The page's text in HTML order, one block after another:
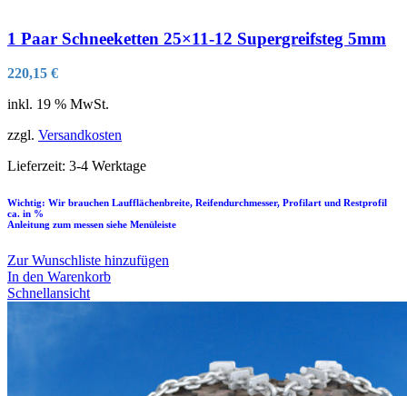
1 Paar Schneeketten 25×11-12 Supergreifsteg 5mm
220,15 €
inkl. 19 % MwSt.
zzgl. Versandkosten
Lieferzeit: 3-4 Werktage
Wichtig: Wir brauchen Laufflächenbreite, Reifendurchmesser, Profilart und Restprofil
ca. in %
Anleitung zum messen siehe Menüleiste
Zur Wunschliste hinzufügen
In den Warenkorb
Schnellansicht